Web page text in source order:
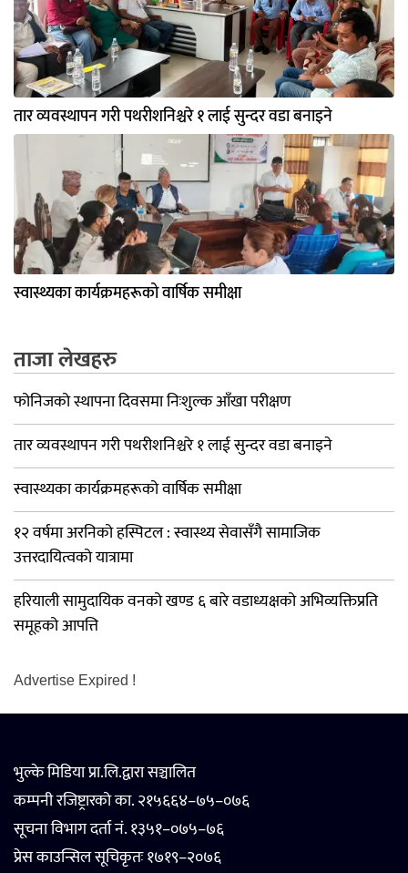
तार व्यवस्थापन गरी पथरीशनिश्चरे १ लाई सुन्दर वडा बनाइने
स्वास्थ्यका कार्यक्रमहरूको वार्षिक समीक्षा
ताजा लेखहरु
फोनिजको स्थापना दिवसमा निःशुल्क आँखा परीक्षण
तार व्यवस्थापन गरी पथरीशनिश्चरे १ लाई सुन्दर वडा बनाइने
स्वास्थ्यका कार्यक्रमहरूको वार्षिक समीक्षा
१२ वर्षमा अरनिको हस्पिटल : स्वास्थ्य सेवासँगै सामाजिक
उत्तरदायित्वको यात्रामा
हरियाली सामुदायिक वनको खण्ड ६ बारे वडाध्यक्षको अभिव्यक्तिप्रति
समूहको आपत्ति
Advertise Expired !
भुल्के मिडिया प्रा.लि.द्वारा सञ्चालित
कम्पनी रजिष्ट्रारको का. २१५६६४–७५–०७६
सूचना विभाग दर्ता नं. १३५१–०७५–७६
प्रेस काउन्सिल सूचिकृतः १७१९–२०७६